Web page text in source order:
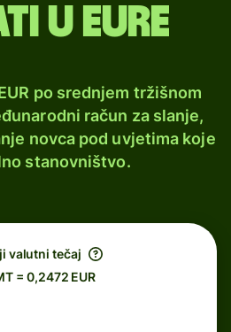
u eure
po srednjem tržišnom
račun za slanje,
novca pod uvjetima koje
stanovništvo.
valutni tečaj
= 0,2472 EUR